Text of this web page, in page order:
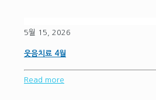
5월 15, 2026
웃음치료 4월
Read more